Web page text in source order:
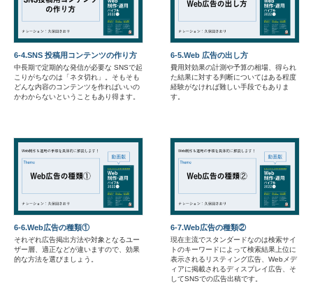
6-4.SNS 投稿用コンテンツの作り方
中長期で定期的な発信が必要な SNSで起
こりがちなのは「ネタ切れ」。そもそも
どんな内容のコンテンツを作ればいいの
かわからないということもあり得ます。
6-5.Web 広告の出し方
費用対効果の計測や予算の相場、得られ
た結果に対する判断についてはある程度
経験がなければ難しい手段でもありま
す。
6-6.Web広告の種類①
それぞれ広告掲出方法や対象となるユー
ザー層、適正などが違いますので、効果
的な方法を選びましょう。
6-7.Web広告の種類②
現在主流でスタンダードなのは検索サイ
トのキーワードによって検索結果上位に
表示されるリスティング広告、Webメデ
ィアに掲載されるディスプレイ広告、そ
してSNSでの広告出稿です。